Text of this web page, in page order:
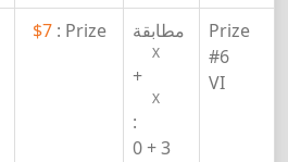
Prize
#6
VI
مطابقة
X
+
X
:
3 + 0
Prize :
$7